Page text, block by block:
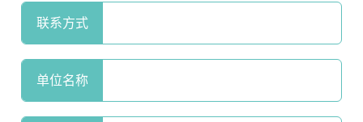
联系方式
单位名称